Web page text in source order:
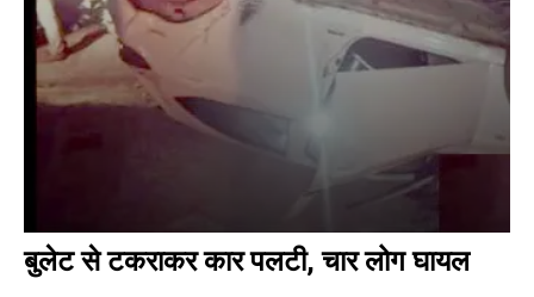
बुलेट से टकराकर कार पलटी, चार लोग घायल